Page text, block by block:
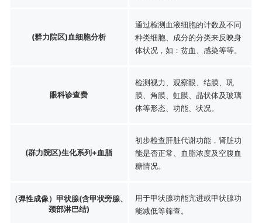
(群力院区)血细胞分析
通过检测血液细胞的计数及不同
种类细胞、成分的分类来反映身
体状况，如：贫血、感染等等。
眼科诊查费
检测视力、观察眼、结膜、巩
膜、角膜、虹膜、晶状体及玻璃
体等形态、功能、状况。
(群力院区)生化系列+血脂
初步检查肝脏代谢功能，肾脏功
能是否正常、血脂浓度及空腹血
糖情况。
（弹性成像）甲状腺(含甲状旁腺、
颈部淋巴结)
用于甲状腺功能亢进或甲状腺功
能减低等筛查。